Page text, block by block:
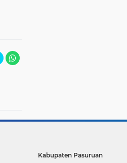
Kabupaten Pasuruan